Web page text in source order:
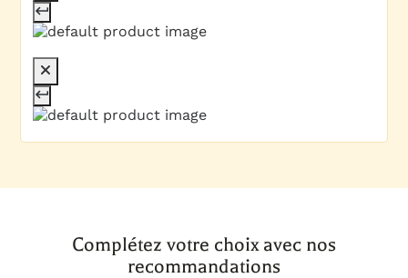
Complétez votre choix avec nos
recommandations